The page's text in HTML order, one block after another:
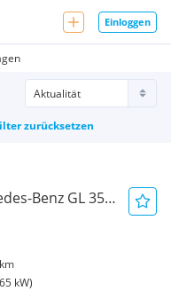
Einloggen
zurücksetzen
Benz GL 350
km
kW)